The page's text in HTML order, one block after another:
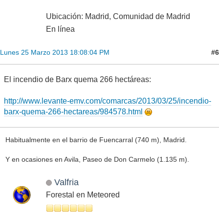
Ubicación: Madrid, Comunidad de Madrid
En línea
Lunes 25 Marzo 2013 18:08:04 PM #6
El incendio de Barx quema 266 hectáreas:
http://www.levante-emv.com/comarcas/2013/03/25/incendio-
barx-quema-266-hectareas/984578.html
Habitualmente en el barrio de Fuencarral (740 m), Madrid.
Y en ocasiones en Avila, Paseo de Don Carmelo (1.135 m).
Valfria
Forestal en Meteored